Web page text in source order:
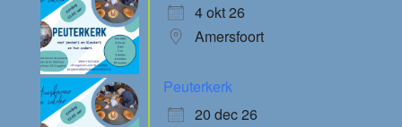
4 okt 26
Amersfoort
Peuterkerk
20 dec 26